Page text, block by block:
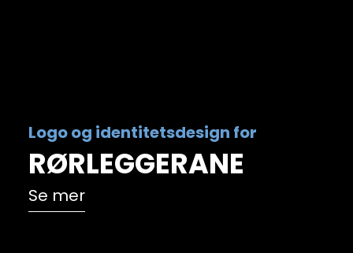
Logoog identitetsdesign for
RØRLEGGERANE
Se mer